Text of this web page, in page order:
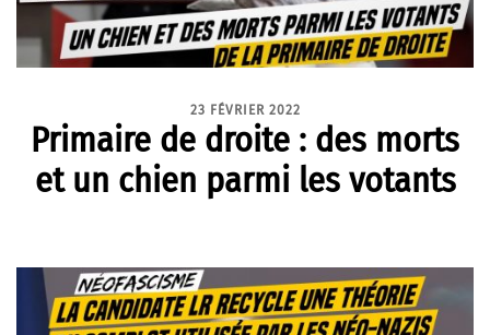
23 FÉVRIER 2022
Primaire de droite : des morts
et un chien parmi les votants